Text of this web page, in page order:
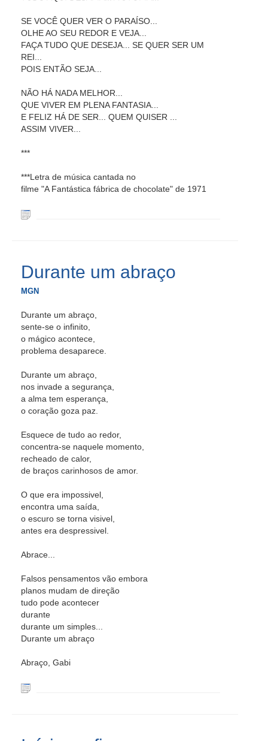
SE VOCÊ QUER VER O PARAÍSO...
OLHE AO SEU REDOR E VEJA...
FAÇA TUDO QUE DESEJA... SE QUER SER UM
REI...
POIS ENTÃO SEJA...
NÃO HÁ NADA MELHOR...
QUE VIVER EM PLENA FANTASIA...
E FELIZ HÁ DE SER... QUEM QUISER ...
ASSIM VIVER...
***
***Letra de música cantada no
filme "A Fantástica fábrica de chocolate" de 1971
Durante um abraço
MGN
Durante um abraço,
sente-se o infinito,
o mágico acontece,
problema desaparece.
Durante um abraço,
nos invade a segurança,
a alma tem esperança,
o coração goza paz.
Esquece de tudo ao redor,
concentra-se naquele momento,
recheado de calor,
de braços carinhosos de amor.
O que era impossivel,
encontra uma saída,
o escuro se torna visivel,
antes era despressivel.
Abrace...
Falsos pensamentos vão embora
planos mudam de direção
tudo pode acontecer
durante
durante um simples...
Durante um abraço
Abraço, Gabi